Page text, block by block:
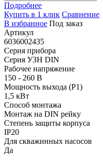
Подробнее
Купить в 1 клик Сравнение
В избранное Под заказ
Артикул
6036002435
Серия прибора
Серия УЗН DIN
Рабочее напряжение
150 - 260 В
Мощность выхода (P1)
1,5 кВт
Способ монтажа
Монтаж на DIN рейку
Степень защиты корпуса
IP20
Для скважинных насосов
Да